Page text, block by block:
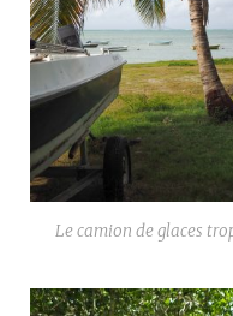
Le camion de glaces